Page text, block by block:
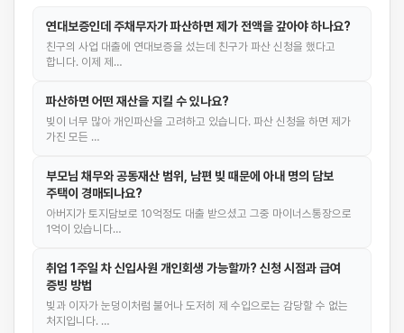
연대보증인데 주채무자가 파산하면 제가 전액을 갚아야 하나요?
친구의 사업 대출에 연대보증을 섰는데 친구가 파산 신청을 했다고
합니다. 이제 제…
파산하면 어떤 재산을 지킬 수 있나요?
빚이 너무 많아 개인파산을 고려하고 있습니다. 파산 신청을 하면 제가
가진 모든 …
부모님 채무와 공동재산 범위, 남편 빚 때문에 아내 명의 담보
주택이 경매되나요?
아버지가 토지담보로 10억정도 대출 받으셨고 그중 마이너스통장으로
1억이 있습니다…
취업 1주일 차 신입사원 개인회생 가능할까? 신청 시점과 급여
증빙 방법
빚과 이자가 눈덩이처럼 불어나 도저히 제 수입으로는 감당할 수 없는
처지입니다. …